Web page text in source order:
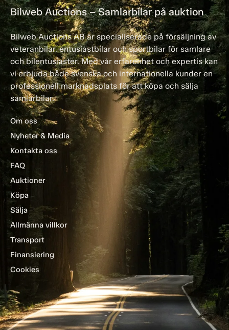
Bilweb Auctions – Samlarbilar på auktion
Bilweb Auctions AB är specialiserade på försäljning av
veteranbilar, entusiastbilar och sportbilar för samlare
och bilentusiaster. Med vår erfarenhet och expertis kan
vi erbjuda både svenska och internationella kunder en
professionell marknadsplats för att köpa och sälja
samlarbilar.
Om oss
Nyheter & Media
Kontakta oss
FAQ
Auktioner
Köpa
Sälja
Allmänna villkor
Transport
Finansiering
Cookies